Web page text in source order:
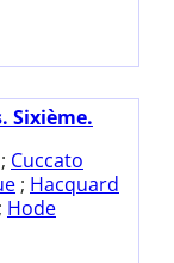
Sixième.
; Cuccato
; Hacquard
; Hode